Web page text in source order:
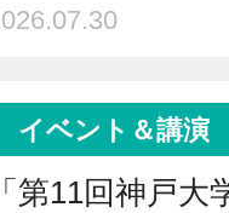
イベント＆講演
「第11回神戸